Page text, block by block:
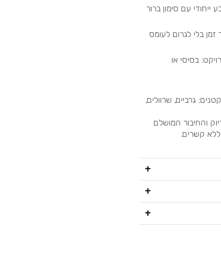
ייחודי עם סימון ברור
בלי לגרום לעומס
בסיסי או
קטנים: גרביים, שרוולים,
והחיבור המושלם
קשרים.